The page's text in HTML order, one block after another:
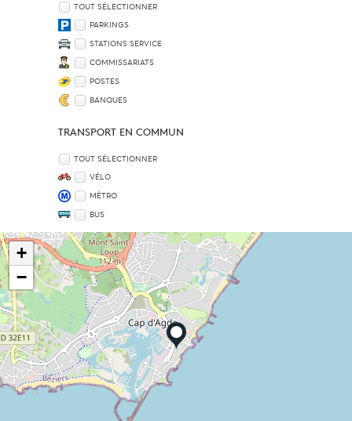
TOUT SÉLECTIONNER
PARKINGS
STATIONS SERVICE
COMMISSARIATS
POSTES
BANQUES
TRANSPORT EN COMMUN
TOUT SÉLECTIONNER
VÉLO
MÉTRO
BUS
+
−